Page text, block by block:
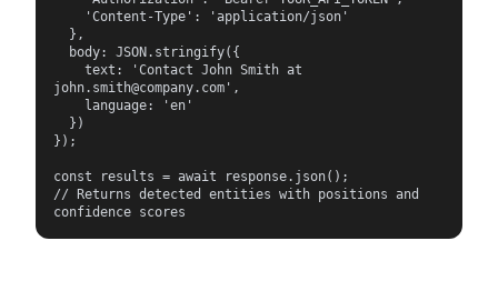
john.smith@company.com',
});
const results = await response.json();
// Returns detected entities with positions and
confidence scores